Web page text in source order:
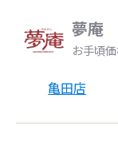
夢庵
お手頃
亀田店